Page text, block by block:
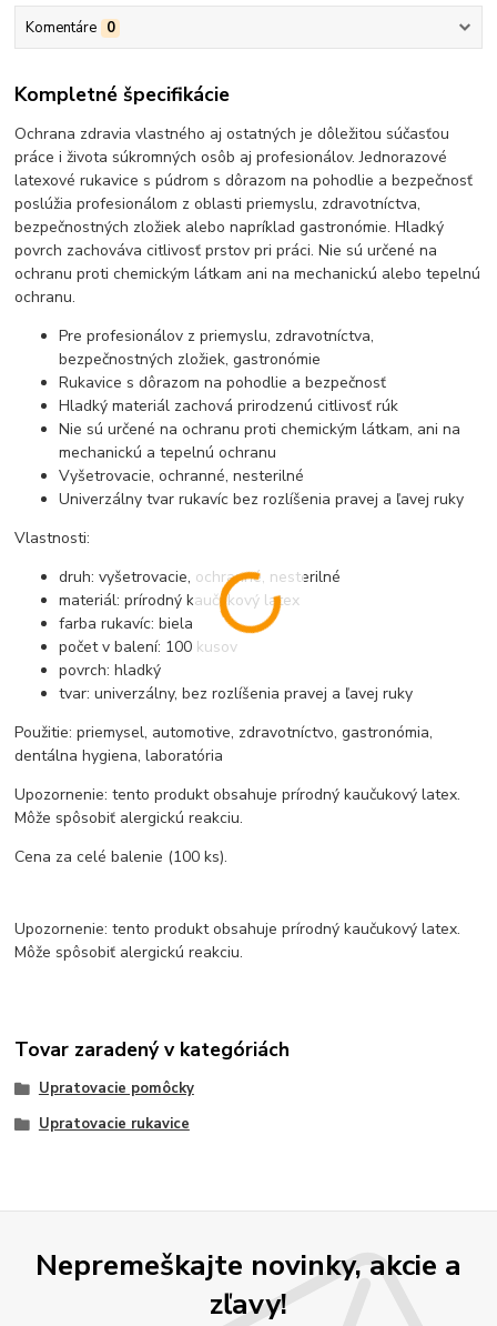
Komentáre 0
Kompletné špecifikácie
Ochrana zdravia vlastného aj ostatných je dôležitou súčasťou
práce i života súkromných osôb aj profesionálov. Jednorazové
latexové rukavice s púdrom s dôrazom na pohodlie a bezpečnosť
poslúžia profesionálom z oblasti priemyslu, zdravotníctva,
bezpečnostných zložiek alebo napríklad gastronómie. Hladký
povrch zachováva citlivosť prstov pri práci. Nie sú určené na
ochranu proti chemickým látkam ani na mechanickú alebo tepelnú
ochranu.
Pre profesionálov z priemyslu, zdravotníctva,
bezpečnostných zložiek, gastronómie
Rukavice s dôrazom na pohodlie a bezpečnosť
Hladký materiál zachová prirodzenú citlivosť rúk
Nie sú určené na ochranu proti chemickým látkam, ani na
mechanickú a tepelnú ochranu
Vyšetrovacie, ochranné, nesterilné
Univerzálny tvar rukavíc bez rozlíšenia pravej a ľavej ruky
Vlastnosti:
druh: vyšetrovacie, ochranné, nesterilné
materiál: prírodný kaučukový latex
farba rukavíc: biela
počet v balení: 100 kusov
povrch: hladký
tvar: univerzálny, bez rozlíšenia pravej a ľavej ruky
Použitie: priemysel, automotive, zdravotníctvo, gastronómia,
dentálna hygiena, laboratória
Upozornenie: tento produkt obsahuje prírodný kaučukový latex.
Môže spôsobiť alergickú reakciu.
Cena za celé balenie (100 ks).
Upozornenie: tento produkt obsahuje prírodný kaučukový latex.
Môže spôsobiť alergickú reakciu.
Tovar zaradený v kategóriách
Upratovacie pomôcky
Upratovacie rukavice
Nepremeškajte novinky, akcie a
zľavy!